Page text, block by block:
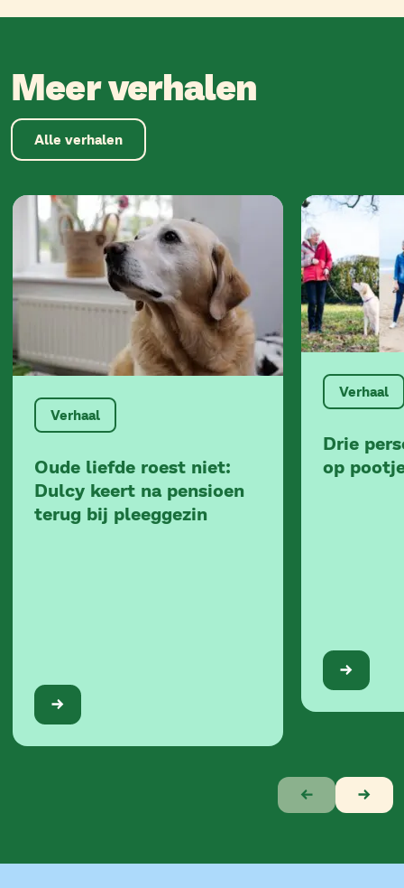
Meer verhalen
Alle verhalen
Verhaal
Oude liefde roest niet:
Dulcy keert na pensioen
terug bij pleeggezin
Verhaal
Drie
op